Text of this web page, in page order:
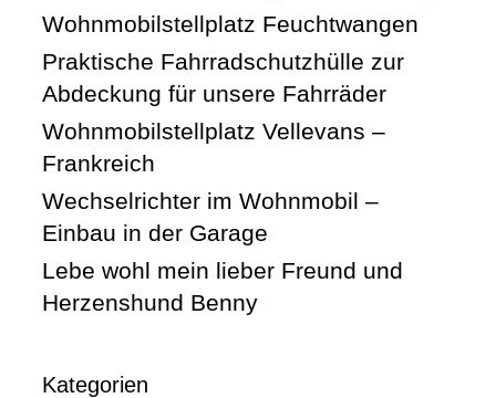
Wohnmobilstellplatz Feuchtwangen
Praktische Fahrradschutzhülle zur
Abdeckung für unsere Fahrräder
Wohnmobilstellplatz Vellevans –
Frankreich
Wechselrichter im Wohnmobil –
Einbau in der Garage
Lebe wohl mein lieber Freund und
Herzenshund Benny
Kategorien